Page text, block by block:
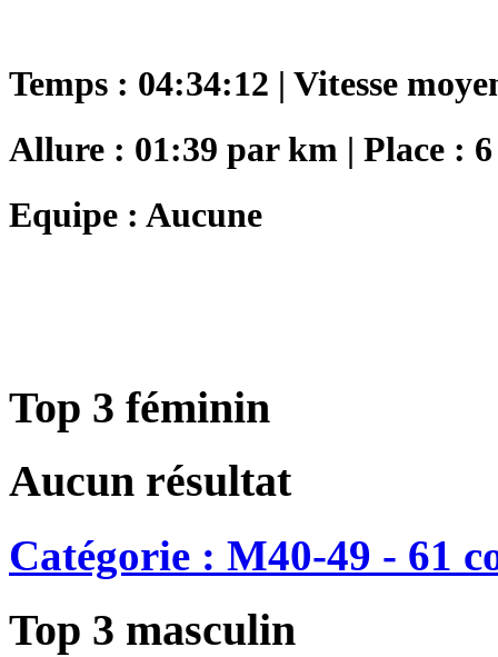
Temps : 04:34:12 | Vitesse
Allure : 01:39 par km | Place : 6
Equipe : Aucune
Top 3 féminin
Aucun résultat
Catégorie : M40-49 - 61
Top 3 masculin